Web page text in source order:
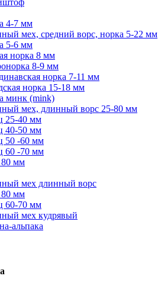
4-7 мм
мех, средний ворс, норка 5-22 мм
5-6 мм
норка 8 мм
8-9 мм
норка 7-11 мм
норка 15-18 мм
минк (mink)
мех, длинный ворс 25-80 мм
25-40 мм
40-50 мм
50 -60 мм
60 -70 мм
мм
мех длинный ворс
мм
60-70 мм
мех кудрявый
альпака